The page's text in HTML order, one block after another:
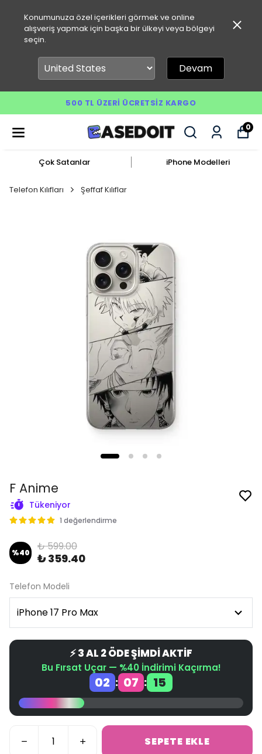
Konumunuza özel içerikleri görmek ve online
alışveriş yapmak için başka bir ülkeyi veya bölgeyi
seçin.
Devam
500 TL ÜZERI ÜCRETSIZ KARGO
0
Çok Satanlar iPhone Modelleri
Telefon Kılıfları Şeffaf Kılıflar
F Anime
Tükeniyor
1 değerlendirme
%40 ₺ 599.00
₺ 359.40
Telefon Modeli
⚡ 3 AL 2 ÖDE ŞİMDİ AKTİF
Bu Fırsat Uçar — %40 İndirimi Kaçırma!
02 : 07 : 15
SEPETE EKLE